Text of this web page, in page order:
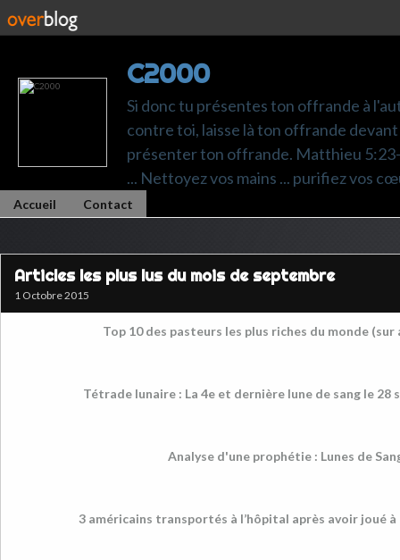
C2000
Si donc tu présentes ton offrande à
contre toi, laisse là ton offrande
présenter ton offrande. Matthieu 5:23-
... Nettoyez vos mains ... purifiez vos
Accueil Contact
Articles les plus lus du mois de septembre
1 Octobre 2015
Top 10 des pasteurs les plus riches du monde (sur
Tétrade lunaire : La 4e et dernière lune de sang le 28
Analyse d'une prophétie : Lunes de
3 américains transportés à l’hôpital après avoir joué à